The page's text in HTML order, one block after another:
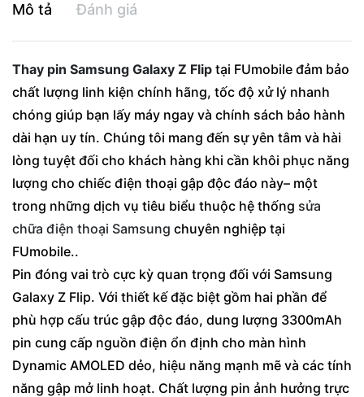
Mô tả Đánh giá
Thay pin Samsung Galaxy Z Flip tại FUmobile đảm bảo
chất lượng linh kiện chính hãng, tốc độ xử lý nhanh
chóng giúp bạn lấy máy ngay và chính sách bảo hành
dài hạn uy tín. Chúng tôi mang đến sự yên tâm và hài
lòng tuyệt đối cho khách hàng khi cần khôi phục năng
lượng cho chiếc điện thoại gập độc đáo này– một
trong những dịch vụ tiêu biểu thuộc hệ thống sửa
chữa điện thoại Samsung chuyên nghiệp tại
FUmobile..
Pin đóng vai trò cực kỳ quan trọng đối với Samsung
Galaxy Z Flip. Với thiết kế đặc biệt gồm hai phần để
phù hợp cấu trúc gập độc đáo, dung lượng 3300mAh
pin cung cấp nguồn điện ổn định cho màn hình
Dynamic AMOLED dẻo, hiệu năng mạnh mẽ và các tính
năng gập mở linh hoạt. Chất lượng pin ảnh hưởng trực